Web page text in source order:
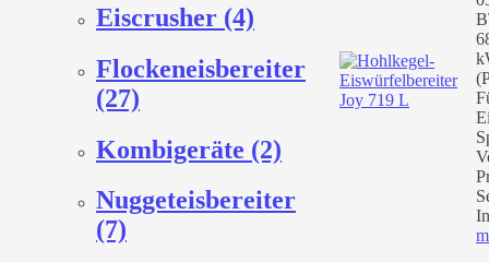
Eiscrusher (4)
Flockeneisbereiter
(27)
Kombigeräte (2)
Nuggeteisbereiter
(7)